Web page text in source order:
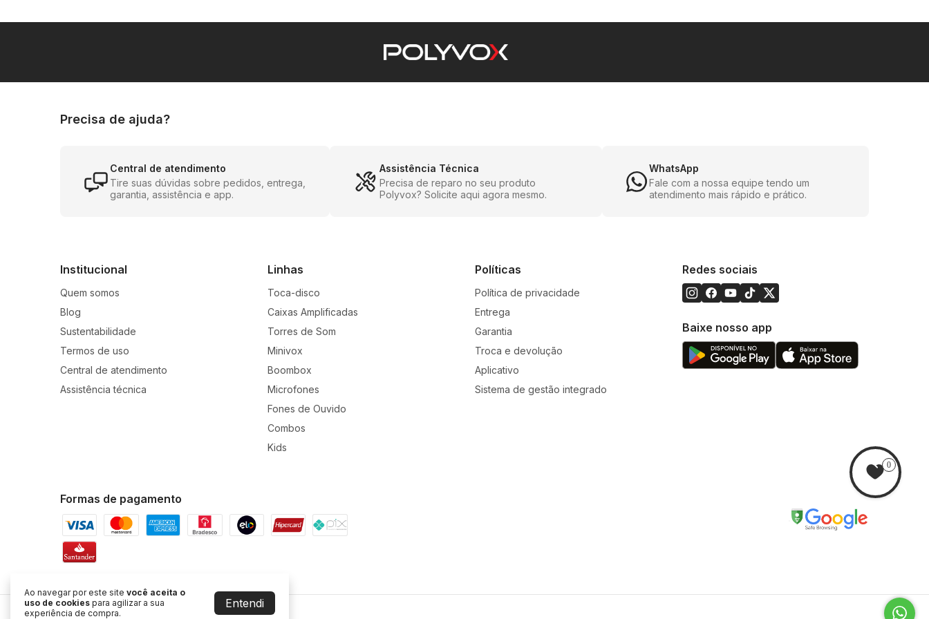
Ao navegar por este site você aceita o
uso de cookies para agilizar a sua
experiência de compra.
Entendi
- Tecnologia DSP para ajuste digital do som
- Painel de controle de 5 canais
- Luzes LED rítmicas
- Aplicativo Polyvox Audio Control para controle remoto de todas as funções
A Torre Amplificada XT-2212T da Polyvox é a escolha ideal para quem busca potência e qualidade sonora, elevando sua experiência
musical a um novo patamar.
2 Microfones sem fio Polyvox
Microfones que gravam o som da sua voz com muita qualidade. Leve e de fácil uso, se encaixam em todos pés e suportes. Além dos 2
Especificações Técnicas:
- Alimentação do microfone: 2 pilhas alcalinas 1.5V - AA
- Frequência de Operação: 592 / 598 MHz
- Sistema de Modulação: FM
Precisa de ajuda?
Central de atendimento
Tire suas dúvidas sobre pedidos, entrega,
garantia, assistência e app.
Assistência Técnica
Precisa de reparo no seu produto
Polyvox? Solicite aqui agora mesmo.
WhatsApp
Fale com a nossa equipe tendo um
atendimento mais rápido e prático.
Institucional
Quem somos
Blog
Sustentabilidade
Termos de uso
Central de atendimento
Assistência técnica
Linhas
Toca-disco
Caixas Amplificadas
Torres de Som
Minivox
Boombox
Microfones
Fones de Ouvido
Combos
Kids
Políticas
Política de privacidade
Entrega
Garantia
Troca e devolução
Aplicativo
Sistema de gestão integrado
Redes sociais
Baixe nosso app
Formas de pagamento
0